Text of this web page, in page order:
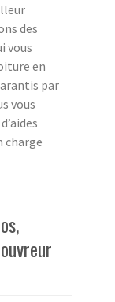
des
vous
en
par
vous
charge